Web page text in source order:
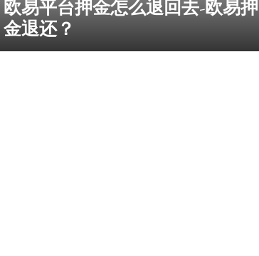
欧易平台押金怎么退回去-欧易押
金退还？